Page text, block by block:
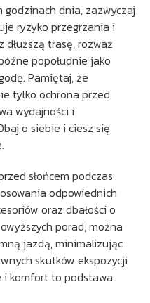
dnia, zazwyczaj
ryzyko przegrzania i
trasę, rozważ
popołudnie jako
Pamiętaj, że
tylko ochrona przed
wydajności i
o siebie i ciesz się
słońcem podczas
odpowiednich
oraz dbałości o
porad, można
jazdą, minimalizując
skutków ekspozycji
i komfort to podstawa